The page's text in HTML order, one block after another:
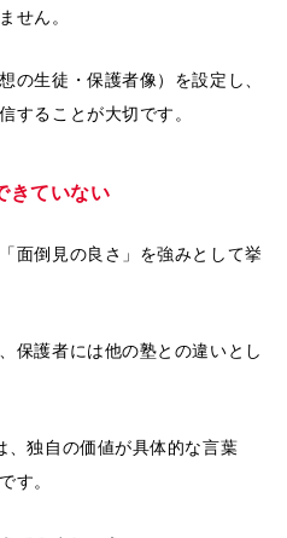
せん。
の生徒・保護者像）を設定し、
することが大切です。
きていない
面倒見の良さ」を強みとして挙
保護者には他の塾との違いとし
独自の価値が具体的な言葉
す。